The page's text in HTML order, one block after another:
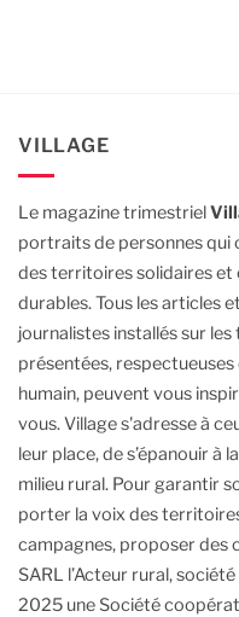
VILLAGE
Le magazine trimestriel
portraits de personnes qui
des territoires solidaires et
durables.Tous les articles
journalistes installés sur
présentées,
humain, peuvent vous
vous.Village s'adresse à
leur place, de s’épanouir à
milieu rural. Pour garantir
porter la voix des
campagnes, proposer des
SARL l’Acteur rural,
2025 une Société